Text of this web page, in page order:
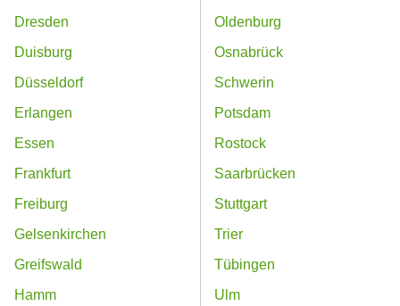
Dresden
Duisburg
Düsseldorf
Erlangen
Essen
Frankfurt
Freiburg
Gelsenkirchen
Greifswald
Hamm
Oldenburg
Osnabrück
Schwerin
Potsdam
Rostock
Saarbrücken
Stuttgart
Trier
Tübingen
Ulm